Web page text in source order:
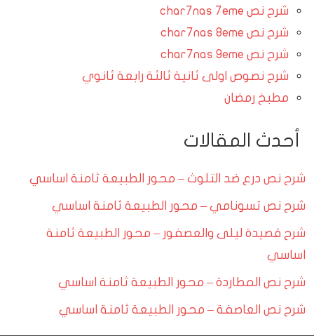
شرح نص char7nas 7eme
شرح نص char7nas 8eme
شرح نص char7nas 9eme
شرح نصوص اولى ثانية ثالثة رابعة ثانوي
مطبخ رمضان
أحدث المقالات
شرح نص درع ضد التلوث – محور الطبيعة ثامنة اساسي
شرح نص تسونامي – محور الطبيعة ثامنة اساسي
شرح قصيدة ليلى والعصفور – محور الطبيعة ثامنة
اساسي
شرح نص المطاردة – محور الطبيعة ثامنة اساسي
شرح نص العاصفة – محور الطبيعة ثامنة اساسي